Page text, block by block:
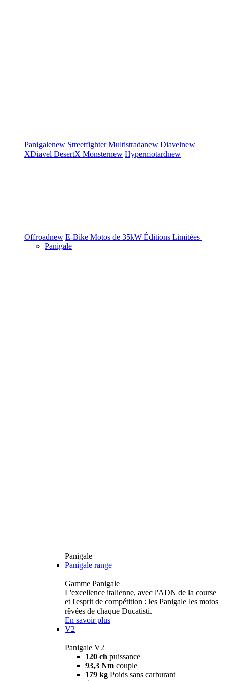
Panigalenew StreetfighterMultistradanew Diavelnew
XDiavel DesertX Monsternew Hypermotardnew
Offroadnew E-Bike Motos de 35kW Éditions Limitées
Panigale
Panigale
Panigale range
Gamme Panigale
L'excellence italienne, avec l'ADN de la course
et l'esprit de compétition : les Panigale les motos
rêvées de chaque Ducatisti.
En savoir plus
V2
Panigale V2
120 ch puissance
93,3 Nm couple
179 kg Poids sans carburant